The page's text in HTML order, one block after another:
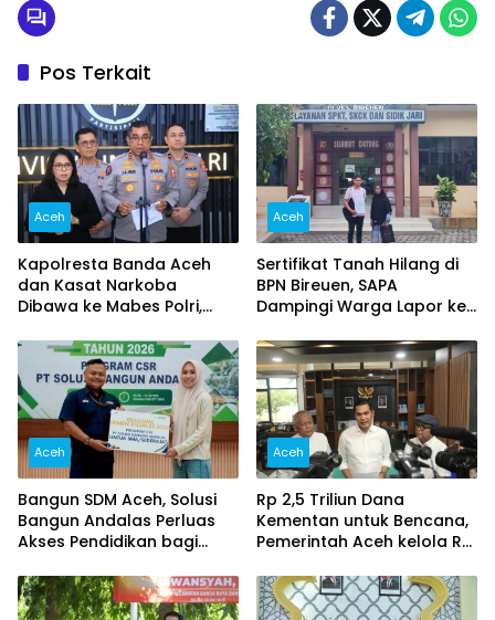
Pos Terkait
Aceh
Kapolresta Banda Aceh
dan Kasat Narkoba
Dibawa ke Mabes Polri,
Berjalan Profesional dan
Transparan
Aceh
Sertifikat Tanah Hilang di
BPN Bireuen, SAPA
Dampingi Warga Lapor ke
Aceh
Bangun SDM Aceh, Solusi
Bangun Andalas Perluas
Akses Pendidikan bagi
Aceh
Rp 2,5 Triliun Dana
Kementan untuk Bencana,
Pemerintah Aceh kelola Rp